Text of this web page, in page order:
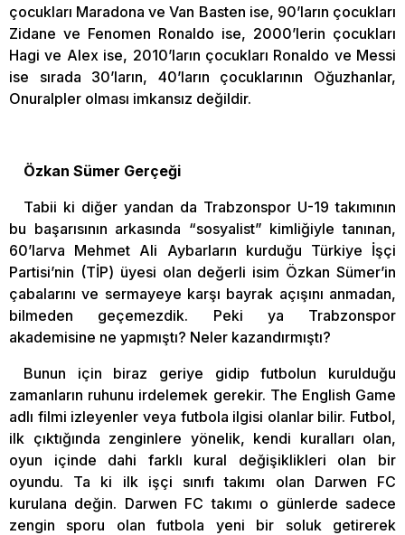
çocukları Maradona ve Van Basten ise, 90’ların çocukları
Zidane ve Fenomen Ronaldo ise, 2000’lerin çocukları
Hagi ve Alex ise, 2010’ların çocukları Ronaldo ve Messi
ise sırada 30’ların, 40’ların çocuklarının Oğuzhanlar,
Onuralpler olması imkansız değildir.
Özkan Sümer Gerçeği
Tabii ki diğer yandan da Trabzonspor U-19 takımının
bu başarısının arkasında “sosyalist” kimliğiyle tanınan,
60’larva Mehmet Ali Aybarların kurduğu Türkiye İşçi
Partisi’nin (TİP) üyesi olan değerli isim Özkan Sümer’in
çabalarını ve sermayeye karşı bayrak açışını anmadan,
bilmeden geçemezdik. Peki ya Trabzonspor
akademisine ne yapmıştı? Neler kazandırmıştı?
Bunun için biraz geriye gidip futbolun kurulduğu
zamanların ruhunu irdelemek gerekir. The English Game
adlı filmi izleyenler veya futbola ilgisi olanlar bilir. Futbol,
ilk çıktığında zenginlere yönelik, kendi kuralları olan,
oyun içinde dahi farklı kural değişiklikleri olan bir
oyundu. Ta ki ilk işçi sınıfı takımı olan Darwen FC
kurulana değin. Darwen FC takımı o günlerde sadece
zengin sporu olan futbola yeni bir soluk getirerek